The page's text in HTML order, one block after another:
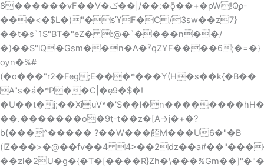
8������vF��V�ݢ��|/��:�ǭ��+�pW!Qϼ-
���<�$L�)"�sϓF�C/3sw��z7}
��t�s`1S"BT�"eZ� :@�`����n��/
�)��S"iQ�Gsm��n�A�ˀqZYF����6;�=�}
ѹn�%#
(�o���"r2�Feg;E���*���Y(H�s��k{�B��
A"s�á�*P��C|�݀e9�$�!
�U��t�
��.�������o�9ţ-t��z�[A->j�+�?
b{���^����� ?��W���䬹M���U6�"�B
(lZ���>�@��fv��4